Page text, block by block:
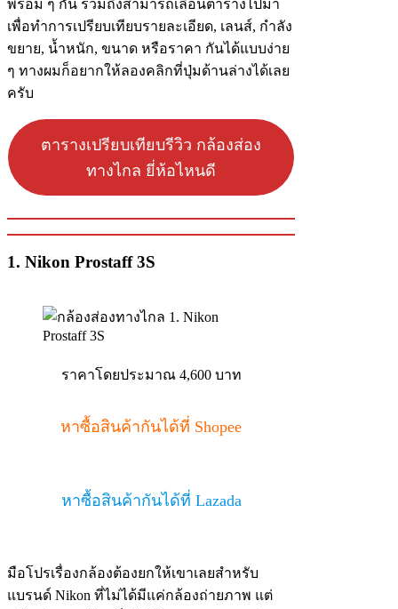
พร้อม ๆ กัน รวมถึงสามารถเลื่อนตารางไปมา
เพื่อทำการเปรียบเทียบรายละเอียด, เลนส์, กำลัง
ขยาย, น้ำหนัก, ขนาด หรือราคา กันได้แบบง่าย
ๆ ทางผมก็อยากให้ลองคลิกที่ปุ่มด้านล่างได้เลย
ครับ
ตารางเปรียบเทียบรีวิว กล้องส่อง
ทางไกล ยี่ห้อไหนดี
1. Nikon Prostaff 3S
ราคาโดยประมาณ 4,600 บาท
หาซื้อสินค้ากันได้ที่ Shopee
หาซื้อสินค้ากันได้ที่ Lazada
มือโปรเรื่องกล้องต้องยกให้เขาเลยสำหรับ
แบรนด์ Nikon ที่ไม่ได้มีแค่กล้องถ่ายภาพ แต่